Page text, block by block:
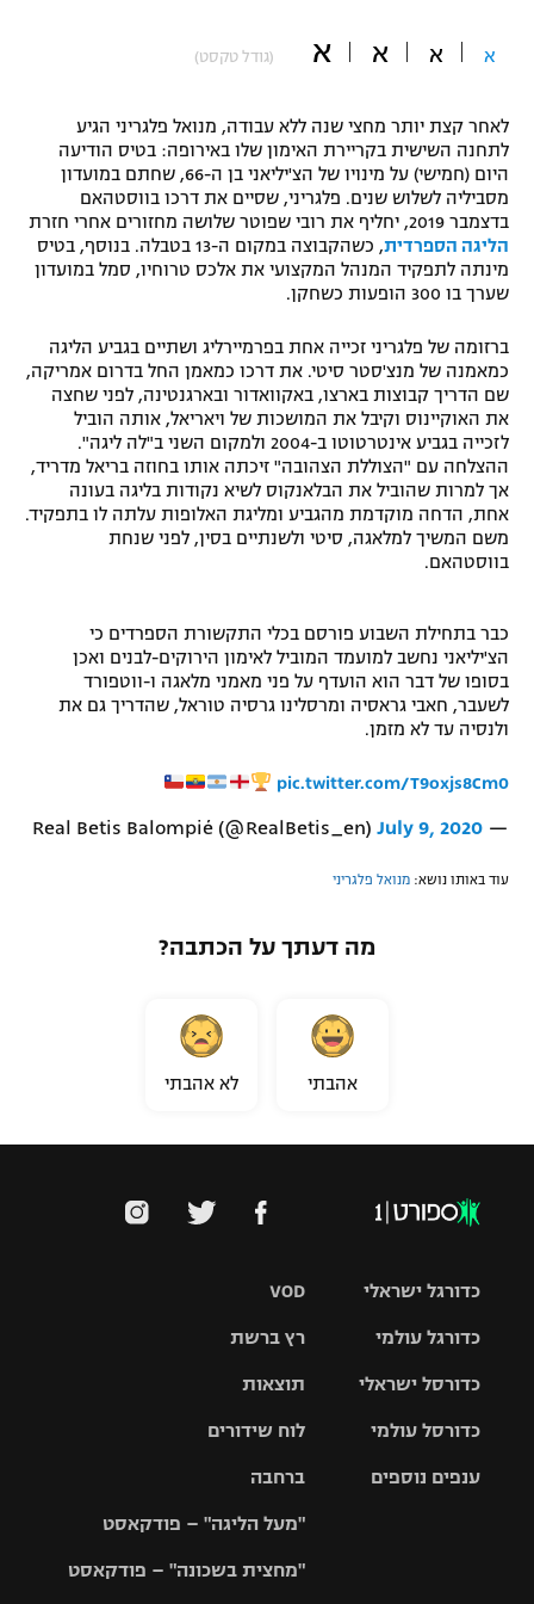
משתתפים וזוכים בפרסים
תקנון משתתפים וזוכים בפרסים
תקנון עבור פעילות אלקטרה
תקנון עבור פעילות ספורט 1 – "מרלן"
טניס
גיימינג E-Sports
תנאי שימוש
מדיניות פרטיות
תקנון פעילות ספורט 1
רשיון להקרנה פומבית לבית עסק
הצטרפות לחבילת הערוצים
לוח דרושים – ג'ובנט
תגיות
המגזין
אופניים
כדורמים
פוטבול אמריקאי NFL
בייסבול MLB
ספורט אתגרי ואקסטרים
אומנויות לחימה
גיימינג E-Sports
א א א א (גודל טקסט)
לאחר קצת יותר מחצי שנה ללא עבודה, מנואל פלגריני הגיע
לתחנה השישית בקריירת האימון שלו באירופה: בטיס הודיעה
היום (חמישי) על מינויו של הצ'יליאני בן ה-66, שחתם במועדון
מסביליה לשלוש שנים. פלגריני, שסיים את דרכו בווסטהאם
בדצמבר 2019, יחליף את רובי שפוטר שלושה מחזורים אחרי חזרת
הליגה הספרדית
, כשהקבוצה במקום ה-13 בטבלה. בנוסף, בטיס
מינתה לתפקיד המנהל המקצועי את אלכס טרוחיו, סמל במועדון
שערך בו 300 הופעות כשחקן.
ברזומה של פלגריני זכייה אחת בפרמיירליג ושתיים בגביע הליגה
כמאמנה של מנצ'סטר סיטי. את דרכו כמאמן החל בדרום אמריקה,
שם הדריך קבוצות בארצו, באקוואדור ובארגנטינה, לפני שחצה
את האוקיינוס וקיבל את המושכות של ויאריאל, אותה הוביל
לזכייה בגביע אינטרטוטו ב-2004 ולמקום השני ב"לה ליגה".
ההצלחה עם "הצוללת הצהובה" זיכתה אותו בחוזה בריאל מדריד,
אך למרות שהוביל את הבלאנקוס לשיא נקודות בליגה בעונה
אחת, הדחה מוקדמת מהגביע ומליגת האלופות עלתה לו בתפקיד.
משם המשיך למלאגה, סיטי ולשנתיים בסין, לפני שנחת
בווסטהאם.
כבר בתחילת השבוע פורסם בכלי התקשורת הספרדים כי
הצ'יליאני נחשב למועמד המוביל לאימון הירוקים-לבנים ואכן
בסופו של דבר הוא הועדף על פני מאמני מלאגה ו-ווטפורד
לשעבר, חאבי גראסיה ומרסלינו גרסיה טוראל, שהדריך גם את
ולנסיה עד לא מזמן.
pic.twitter.com/T9oxjs8Cm0
— Real Betis Balompié (@RealBetis_en)
July 9, 2020
עוד באותו נושא: מנואל פלגריני
מה דעתך על הכתבה?
אהבתי לא אהבתי
VOD
רץ ברשת
תוצאות
לוח שידורים
ברחבה
"מעל הליגה" – פודקאסט
"מחצית בשכונה" – פודקאסט
כדורגל ישראלי
גביע הטוטו
כדורגל עולמי
האלופות
ליגה
כדורסל ישראלי
סל
כדורסל עולמי
ענפים נוספים